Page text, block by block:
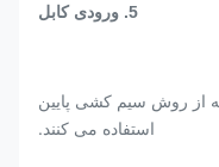
5. ورودی کابل
از روش سیم کشی پایین
استفاده می کنند.